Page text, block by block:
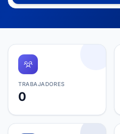
TRABAJADORES
0